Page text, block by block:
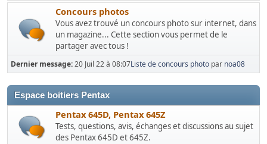
Concours photos
Vous avez trouvé un concours photo sur internet, dans
un magazine... Cette section vous permet de le
partager avec tous !
Dernier message:20 Juil 22 à 08:07Liste de concours photo par noa08
Espace boitiers Pentax
Pentax 645D, Pentax 645Z
Tests, questions, avis, échanges et discussions au sujet
des Pentax 645D et 645Z.